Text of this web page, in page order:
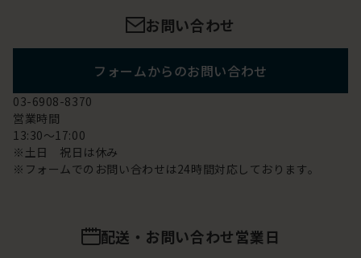
お問い合わせ
フォームからのお問い合わせ
03-6908-8370
営業時間
13:30～17:00
※土日 祝日は休み
※フォームでのお問い合わせは24時間対応しております。
配送・お問い合わせ営業日